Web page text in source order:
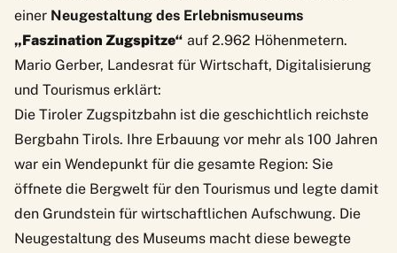
einer Neugestaltung des Erlebnismuseums
„Faszination Zugspitze“ auf 2.962 Höhenmetern.
Mario Gerber, Landesrat für Wirtschaft, Digitalisierung
und Tourismus erklärt:
Die Tiroler Zugspitzbahn ist die geschichtlich reichste
Bergbahn Tirols. Ihre Erbauung vor mehr als 100 Jahren
war ein Wendepunkt für die gesamte Region: Sie
öffnete die Bergwelt für den Tourismus und legte damit
den Grundstein für wirtschaftlichen Aufschwung. Die
Neugestaltung des Museums macht diese bewegte